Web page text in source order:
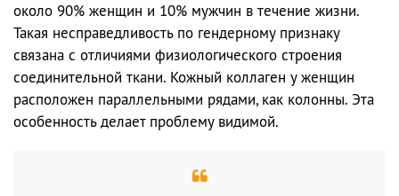
около 90% женщин и 10% мужчин в течение жизни.
Такая несправедливость по гендерному признаку
связана с отличиями физиологического строения
соединительной ткани. Кожный коллаген у женщин
расположен параллельными рядами, как колонны. Эта
особенность делает проблему видимой.